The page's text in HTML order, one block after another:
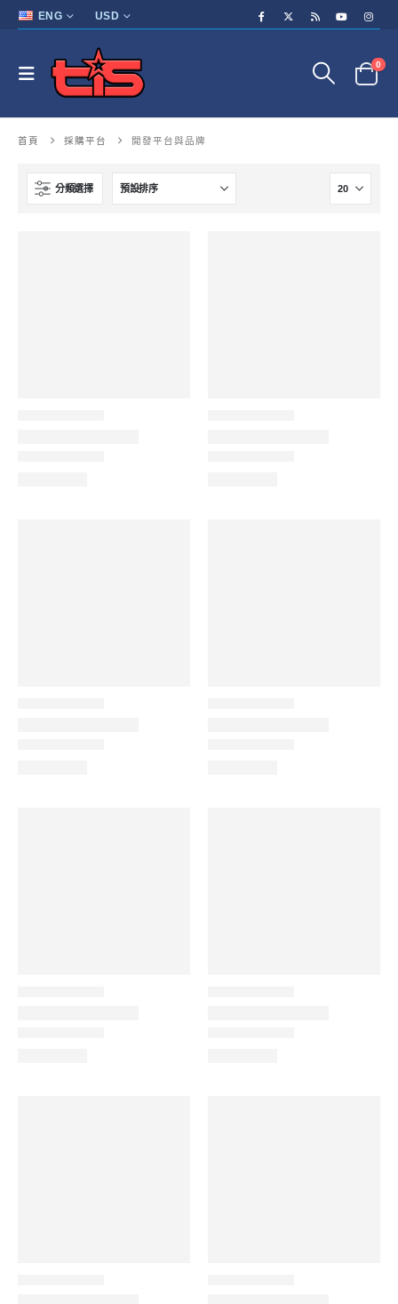
ENG USD
0
首頁 採購平台 開發平台與品牌
分類選擇